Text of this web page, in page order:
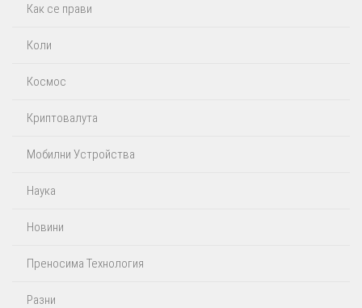
Как се прави
Коли
Космос
Криптовалута
Мобилни Устройства
Наука
Новини
Преносима Технология
Разни